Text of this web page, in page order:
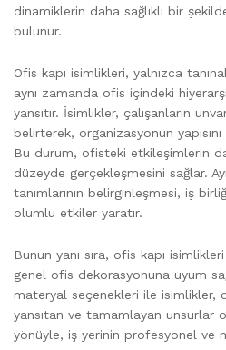
dinamiklerin daha sağlıklı bir
bulunur.
Ofis kapı isimlikleri, yalnızca
aynı zamanda ofis içindeki
yansıtır. İsimlikler, çalışanların
belirterek, organizasyonun
Bu durum, ofisteki etkileşimlerin
düzeyde gerçekleşmesini sağlar.
tanımlarının belirginleşmesi, iş
olumlu etkiler yaratır.
Bunun yanı sıra, ofis kapı
genel ofis dekorasyonuna uyum
materyal seçenekleri ile isimlikler,
yansıtan ve tamamlayan unsurlar
yönüyle, iş yerinin profesyonel ve